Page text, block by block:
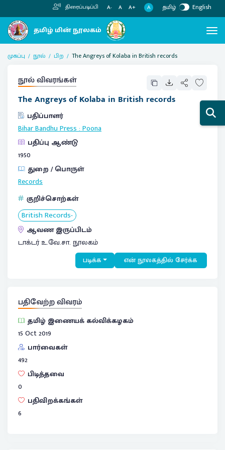
திரைப்படிப்பி A- A A+ A தமிழ் English
முகப்பு நூல் பிற The Angreys of Kolaba in British records
நூல் விவரங்கள்
The Angreys of Kolaba in British records
பதிப்பாளர்
Bihar Bandhu Press:Poona
பதிப்பு ஆண்டு
1950
துறை / பொருள்
Records
குறிச்சொற்கள்
British Records-
ஆவண இருப்பிடம்
டாக்டர் உ.வே.சா. நூலகம்
படிக்க என் நூலகத்தில் சேர்க்க
பதிவேற்ற விவரம்
தமிழ் இணையக் கல்விக்கழகம்
15 Oct 2019
பார்வைகள்
492
பிடித்தவை
0
பதிவிறக்கங்கள்
6